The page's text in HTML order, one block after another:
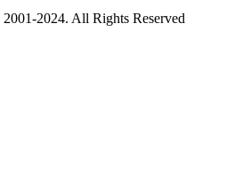
2024. All Rights Reserved